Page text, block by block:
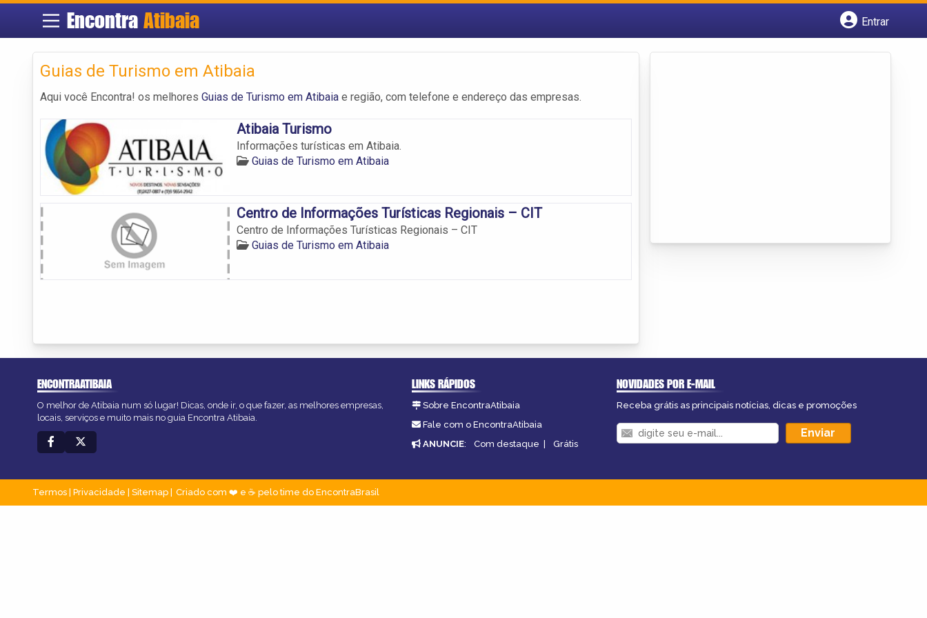
EncontraAtibaia
Entrar
Guias de Turismo em Atibaia
Aqui você Encontra! os melhores Guias de Turismo em Atibaia e região, com telefone e endereço das empresas.
Atibaia Turismo
Informações turísticas em Atibaia.
Guias de Turismo em Atibaia
Centro de Informações Turísticas Regionais – CIT
Centro de Informações Turísticas Regionais – CIT
Guias de Turismo em Atibaia
ENCONTRAATIBAIA
O melhor de Atibaia num só lugar! Dicas, onde ir, o que fazer, as melhores empresas,
locais, serviços e muito mais no guia Encontra Atibaia.
LINKS RÁPIDOS
Sobre EncontraAtibaia
Fale com o EncontraAtibaia
ANUNCIE: Com destaque | Grátis
NOVIDADES POR E-MAIL
Receba grátis as principais notícias, dicas e promoções
Termos Privacidade Sitemap Criado com ❤️ e ☕ pelo time do EncontraBrasil